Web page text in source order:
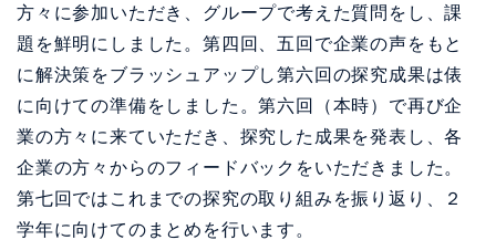
方々に参加いただき、グループで考えた質問をし、課
題を鮮明にしました。第四回、五回で企業の声をもと
に解決策をブラッシュアップし第六回の探究成果は俵
に向けての準備をしました。第六回（本時）で再び企
業の方々に来ていただき、探究した成果を発表し、各
企業の方々からのフィードバックをいただきました。
第七回ではこれまでの探究の取り組みを振り返り、２
学年に向けてのまとめを行います。